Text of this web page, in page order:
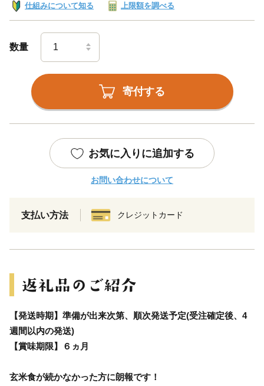
仕組みについて知る 上限額を調べる
数量
寄付する
お気に入りに追加する
お問い合わせについて
支払い方法 クレジットカード
【発送時期】準備が出来次第、順次発送予定(受注確定後、4
週間以内の発送)
【賞味期限】６ヵ月
玄米食が続かなかった方に朗報です！